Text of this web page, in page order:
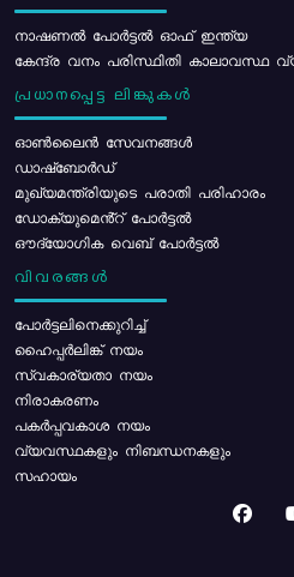
നാഷണൽ പോർട്ടൽ ഓഫ് ഇന്ത്യ
കേന്ദ്ര വനം പരിസ്ഥിതി കാലാവസ്ഥ
പ്രധാനപ്പെട്ട ലിങ്കുകൾ
ഓൺലൈൻ സേവനങ്ങൾ
ഡാഷ്ബോർഡ്
മുഖ്യമന്ത്രിയുടെ പരാതി പരിഹാരം
ഡോക്യുമെൻ്റ് പോർട്ടൽ
ഔദ്യോഗിക വെബ് പോർട്ടൽ
വിവരങ്ങൾ
പോര്‍ട്ടലിനെക്കുറിച്ച്
ഹൈപ്പർലിങ്ക് നയം
സ്വകാര്യതാ നയം
നിരാകരണം
പകർപ്പവകാശ നയം
വ്യവസ്ഥകളും നിബന്ധനകളും
സഹായം